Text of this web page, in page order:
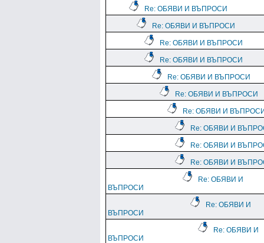
Re: ОБЯВИ И ВЪПРОСИ
Re: ОБЯВИ И ВЪПРОСИ
Re: ОБЯВИ И ВЪПРОСИ
Re: ОБЯВИ И ВЪПРОСИ
Re: ОБЯВИ И ВЪПРОСИ
Re: ОБЯВИ И ВЪПРОСИ
Re: ОБЯВИ И
Re: ОБЯВИ И
Re: ОБЯВИ И
Re: ОБЯВИ И
Re: ОБЯВИ И
ВЪПРОСИ
Re: ОБЯВИ И
ВЪПРОСИ
Re: ОБЯВИ И
ВЪПРОСИ